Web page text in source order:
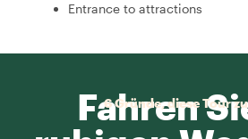
Entrance to attractions
6 Gründe, diese Tour
Fahren